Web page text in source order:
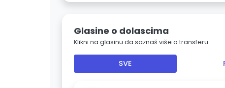
Glasine o dolascima
Klikni na glasinu da saznaš više o transferu.
SVE